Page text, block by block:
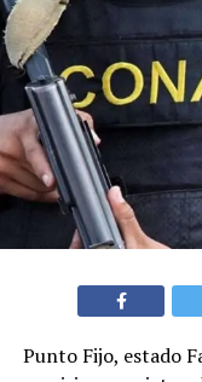
Punto Fijo, estado